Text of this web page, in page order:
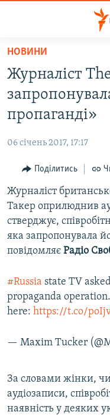
Перейти
основного
матеріалу
Перейти
до
основної
Перейти
пошуку
ВОДА.КРИМ
ВІДЕО ТА ФОТО
БЛОГИ
ПОГЛЯД
ІНТЕРВ'Ю
ВСЕ ЗА ДЕНЬ
СПЕЦПРОЕКТИ
ДЕПОРТАЦІЯ
ВІДЕОУРОКИ «ELIFBE»
СВІДЧЕННЯ ОКУПАЦІЇ
ІНФОГРАФІКА
ЯК ОБІЙТИ
Русский
Qırımtatar
ДОЛУЧАЙСЯ!
Усі сайти RFE/RL
НОВИНИ
Журналіст
пропаганді»
06 січень 2017, 17:17
Поділитись
Журналіст
Такер оприлюднив
стверджує,
яка запропонувала
повідомляє Радіо
#Russia state TV
propaganda
here: https://t.co/
— Maxim Tucker
За словами жінки,
аудіозаписи,
наявність у деяких